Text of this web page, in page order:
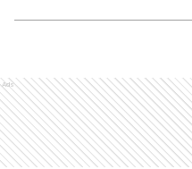
Ads